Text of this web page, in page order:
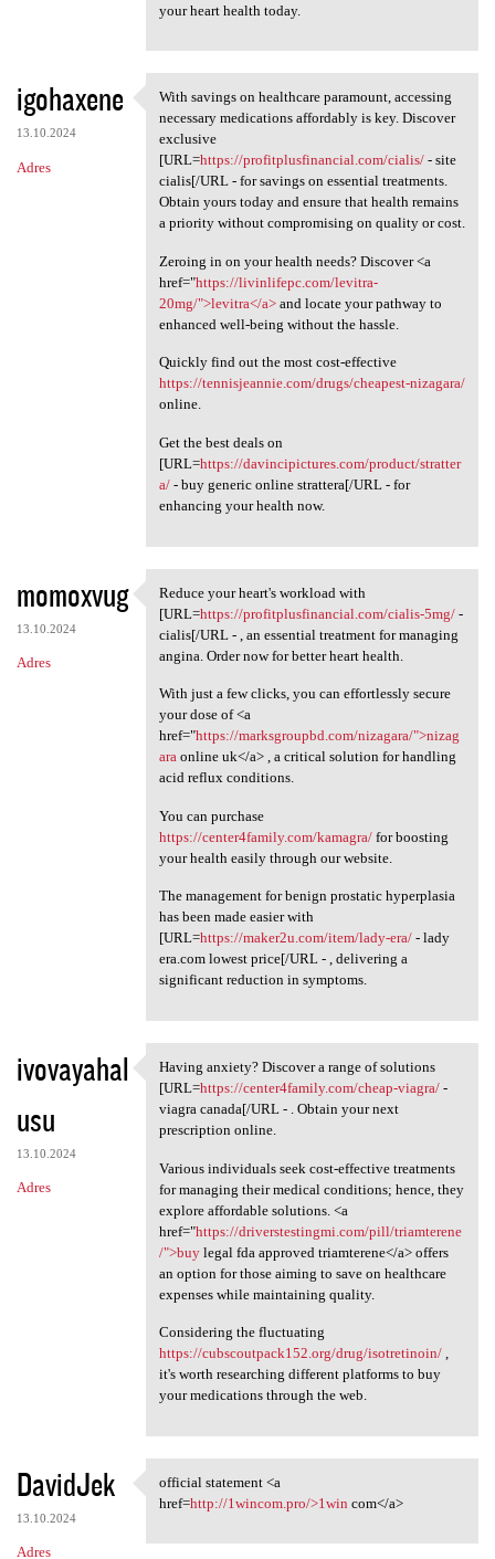
your heart health today.
igohaxene
13.10.2024
Adres
With savings on healthcare
With savings on healthcare paramount, accessing
necessary medications affordably is key. Discover
exclusive
[URL=https://profitplusfinancial.com/cialis/- site
cialis[/URL - for savings on essential treatments.
Obtain yours today and ensure that health remains
a priority without compromising on quality or cost.
Zeroing in on your health needs? Discover <a
href="https://livinlifepc.com/levitra-
20mg/">levitra</a>and locate your pathway to
enhanced well-being without the hassle.
Quickly find out the most cost-effective
https://tennisjeannie.com/drugs/cheapest-nizagara/
online.
Get the best deals on
[URL=https://davincipictures.com/product/stratter
a/- buy generic online strattera[/URL - for
enhancing your health now.
momoxvug
13.10.2024
Adres
Reduce your heart's workload
Reduce your heart's workload with
[URL=https://profitplusfinancial.com/cialis-5mg/-
cialis[/URL - , an essential treatment for managing
angina. Order now for better heart health.
With just a few clicks, you can effortlessly secure
your dose of <a
href="https://marksgroupbd.com/nizagara/">nizag
araonline uk</a> , a critical solution for handling
acid reflux conditions.
You can purchase
https://center4family.com/kamagra/for boosting
your health easily through our website.
The management for benign prostatic hyperplasia
has been made easier with
[URL=https://maker2u.com/item/lady-era/- lady
era.com lowest price[/URL - , delivering a
significant reduction in symptoms.
ivovayahal
usu
13.10.2024
Adres
Having anxiety? Discover a
Having anxiety? Discover a range of solutions
[URL=https://center4family.com/cheap-viagra/-
viagra canada[/URL - . Obtain your next
prescription online.
Various individuals seek cost-effective treatments
for managing their medical conditions; hence, they
explore affordable solutions. <a
href="https://driverstestingmi.com/pill/triamterene
/">buylegal fda approved triamterene</a> offers
an option for those aiming to save on healthcare
expenses while maintaining quality.
Considering the fluctuating
https://cubscoutpack152.org/drug/isotretinoin/,
it's worth researching different platforms to buy
your medications through the web.
DavidJek
13.10.2024
Adres
official statement <a href
official statement <a
href=http://1wincom.pro/>1win com</a>